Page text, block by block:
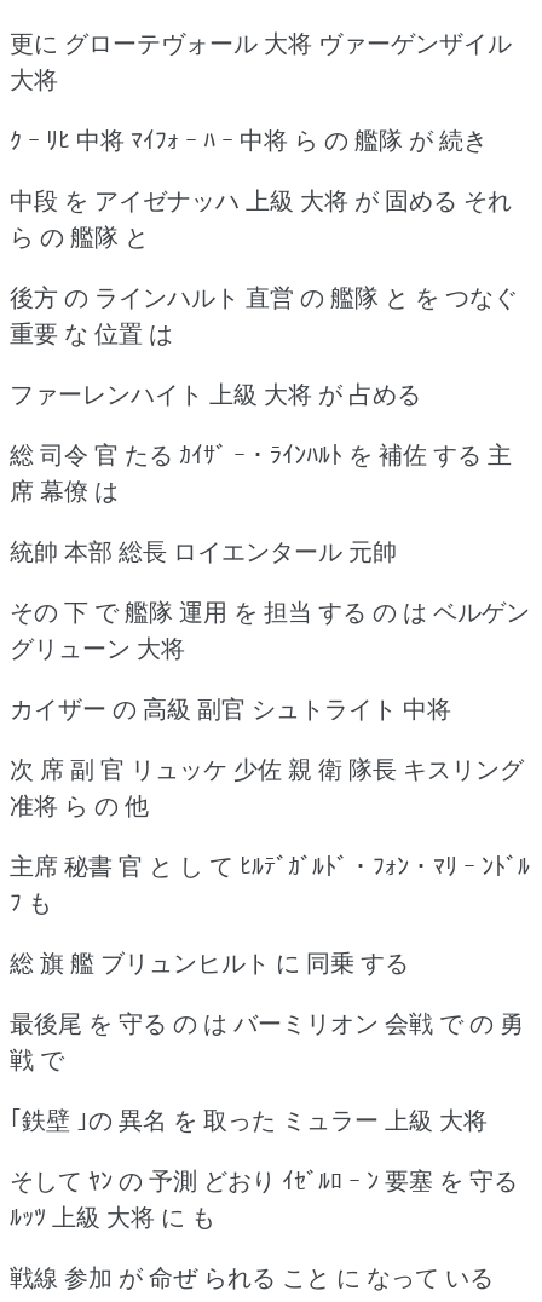
更に グローテヴォール 大将 ヴァーゲンザイル
大将
ｸ ｰ ﾘﾋ 中将 ﾏｲﾌｫ ｰ ﾊ ｰ 中将 ら の 艦隊 が 続き
中段 を アイゼナッハ 上級 大将 が 固める それ
ら の 艦隊 と
後方 の ラインハルト 直営 の 艦隊 と を つなぐ
重要 な 位置 は
ファーレンハイト 上級 大将 が 占める
総 司令 官 たる ｶｲｻﾞ ｰ ･ ﾗｲﾝﾊﾙﾄ を 補佐 する 主
席 幕僚 は
統帥 本部 総長 ロイエンタール 元帥
その 下 で 艦隊 運用 を 担当 する の は ベルゲン
グリューン 大将
カイザー の 高級 副官 シュトライト 中将
次 席 副 官 リュッケ 少佐 親 衛 隊長 キスリング
准将 ら の 他
主席 秘書 官 と し て ﾋﾙﾃﾞｶﾞﾙﾄﾞ ･ ﾌｫﾝ ･ ﾏﾘ ｰ ﾝﾄﾞﾙ
ﾌ も
総 旗 艦 ブリュンヒルト に 同乗 する
最後尾 を 守る の は バーミリオン 会戦 で の 勇
戦 で
｢鉄壁 ｣の 異名 を 取った ミュラー 上級 大将
そして ﾔﾝ の 予測 どおり ｲｾﾞﾙﾛ ｰ ﾝ 要塞 を 守る
ﾙｯﾂ 上級 大将 に も
戦線 参加 が 命ぜ られる こと に なって いる